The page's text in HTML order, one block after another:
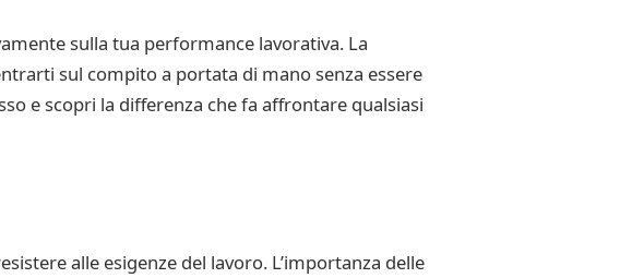
sulla tua performance lavorativa. La
sul compito a portata di mano senza essere
e scopri la differenza che fa affrontare qualsiasi
alle esigenze del lavoro. L’importanza delle